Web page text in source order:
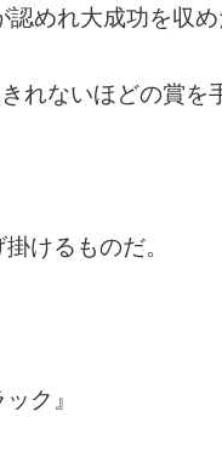
めれ大成功を収め
れないほどの賞を
けるものだ。
ク』